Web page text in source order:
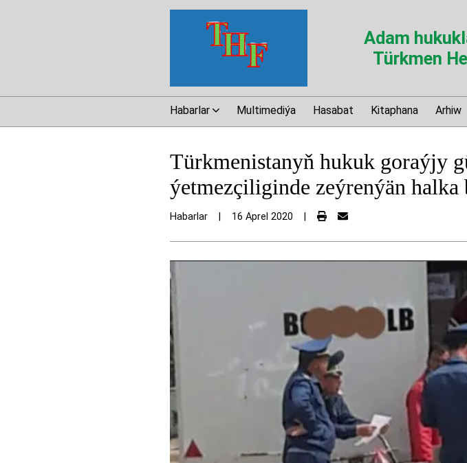
Adam
Türkmen
Habarlar Multimediýa Hasabat Kitaphana Arhiw
Türkmenistanyň hukuk goraýjy
ýetmezçiliginde zeýrenýän halka
Habarlar 16 Aprel 2020